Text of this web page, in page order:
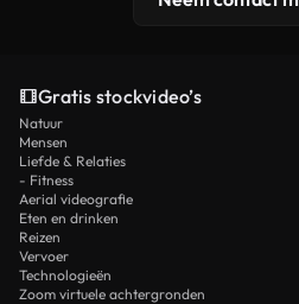
Gratis stockvideo’s
Natuur
Mensen
Liefde & Relaties
- Fitness
Aerial videografie
Eten en drinken
Reizen
Vervoer
Technologieën
Zoom virtuele achtergronden